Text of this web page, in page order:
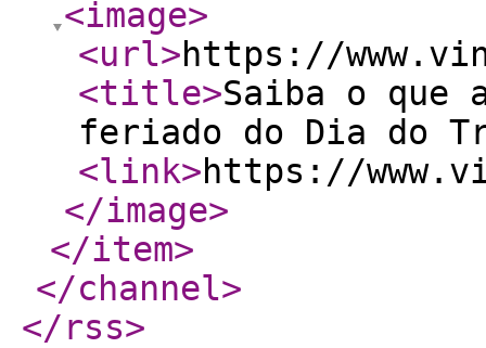
<image>
<url>https://
<title>Saiba o que
feriado do Dia do
<link>https://
</image>
</item>
</channel>
</rss>